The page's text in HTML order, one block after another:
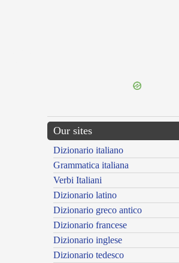
Our sites
Dizionario italiano
Grammatica italiana
Verbi Italiani
Dizionario latino
Dizionario greco antico
Dizionario francese
Dizionario inglese
Dizionario tedesco